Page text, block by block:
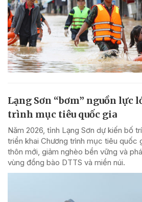
Lạng Sơn “bơm” nguồn lực
trình mục tiêu quốc gia
Năm 2026, tỉnh Lạng Sơn dự kiến bố
triển khai Chương trình mục tiêu quốc
thôn mới, giảm nghèo bền vững và
vùng đồng bào DTTS và miền núi.